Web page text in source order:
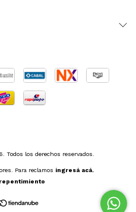
Todos los derechos reservados.
Para reclamos ingresá acá.